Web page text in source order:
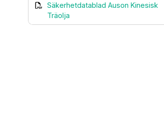
Säkerhetdatablad Auson Kinesisk
Träolja